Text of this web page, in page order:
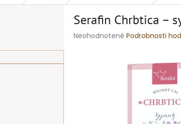
Serafin Chrbtica –
Priemerné
Neohodnotené Podrobnosti